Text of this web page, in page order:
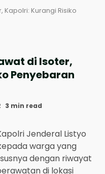
Kurangi Risiko
di Isoter,
Penyebaran
3 min read
Jenderal Listyo
warga yang
dengan riwayat
di lokasi